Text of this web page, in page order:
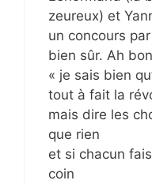
zeureux) et
un concours
bien sûr. Ah
« je sais bien
tout à fait la
mais dire les
que rien
et si chacun
coin